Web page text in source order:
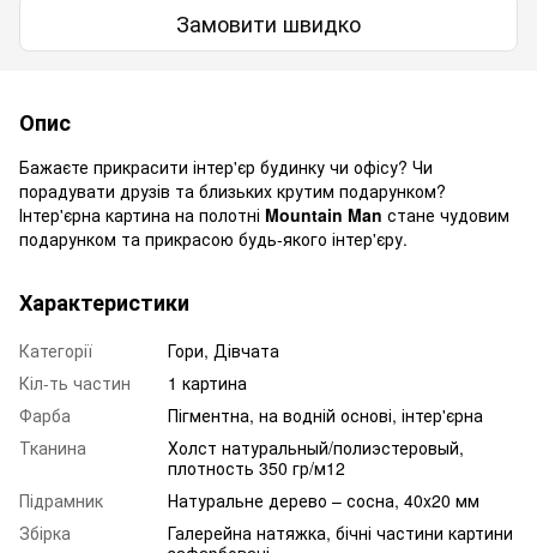
Замовити швидко
Опис
Бажаєте прикрасити інтер'єр будинку чи офісу? Чи
порадувати друзів та близьких крутим подарунком?
Інтер'єрна картина на полотні Mountain Man стане чудовим
подарунком та прикрасою будь-якого інтер'єру.
Характеристики
Категорії
Гори, Дівчата
Кіл-ть частин
1 картина
Фарба
Пігментна, на водній основі, інтер'єрна
Тканина
Холст натуральный/полиэстеровый,
плотность 350 гр/м12
Підрамник
Натуральне дерево – сосна, 40x20 мм
Збірка
Галерейна натяжка, бічні частини картини